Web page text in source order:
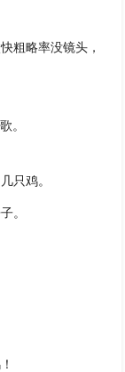
粗略率没镜头，
。
只鸡。
。